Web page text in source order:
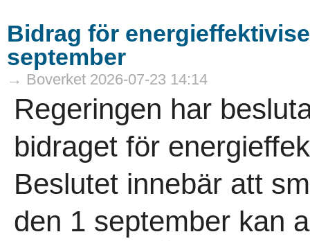
Bidrag för
september
→ Boverket 2026-07-23 14:14
Regeringen har
bidraget för
Beslutet innebär att
den 1 september kan